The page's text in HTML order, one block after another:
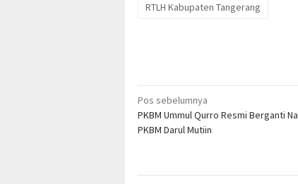
RTLH Kabupaten Tangerang
Navigasi
pos
Pos sebelumnya
PKBM Ummul Qurro Resmi Berganti
PKBM Darul Mutiin